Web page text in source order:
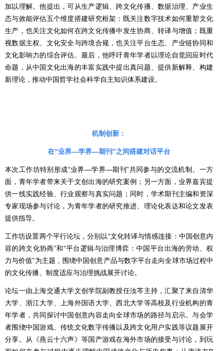
加以理解。他提出，可从生产逻辑、跨文化传播、数据治理、产业生
态与效能评估五个维度搭建研究框架：既关注数字技术如何重塑文化
生产，也关注文化如何在跨文化传播中发生协商、转译与增值；既重
视数据主权、文化安全与跨境合规，也关注平台生态、产业链协同和
文化影响力的综合评估。最后，他呼吁青年学者以理论自觉回应时代
命题，从中国文化出海的丰富实践中提出真问题、提供新解释、构建
新理论，推动中国哲学社会科学自主知识体系建设。
机制创新：
在“业界—学界—期刊”之间搭建对话平台
本次工作坊特别形成“业界—学界—期刊”共同参与的交流机制。一方
面，青年学者带来关于文创出海的研究案例；另一方面，业界嘉宾提
供一线实践经验、行业观察与真实问题；同时，学术期刊主编和资深
专家现场参与讨论，为青年学者的研究推进、理论化表达和论文发表
提供指导。
工作坊设置两个平行论坛，分别以“文化转译与情感连接：中国创意内
容的跨文化协商”和“平台逻辑与治理博弈：中国平台出海的劳动、权
力与价值”为主题，围绕中国创意产品与数字平台走向全球市场过程中
的文化传播、制度适应与治理挑战展开讨论。
论坛一由上海交通大学文创学院副教授任汝芩主持，汇聚了来自清华
大学、浙江大学、上海外国语大学、西北大学等高校及行业机构的青
年学者，共同探讨中国创意内容走向全球市场的路径与启示。与会学
者围绕中国游戏、传统文化数字传播以及跨文化用户实践等议题展开
分享。从《燕云十六声》等国产游戏在海外市场的接受与讨论，到玩